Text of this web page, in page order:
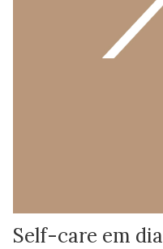
Self-care em dia